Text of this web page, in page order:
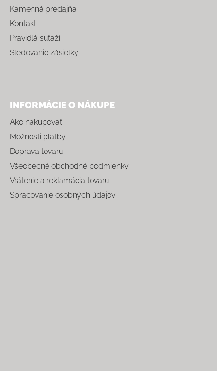
Kamenná predajňa
Kontakt
Pravidlá súťaží
Sledovanie zásielky
INFORMÁCIE O NÁKUPE
Ako nakupovať
Možnosti platby
Doprava tovaru
Všeobecné obchodné podmienky
Vrátenie a reklamácia tovaru
Spracovanie osobných údajov